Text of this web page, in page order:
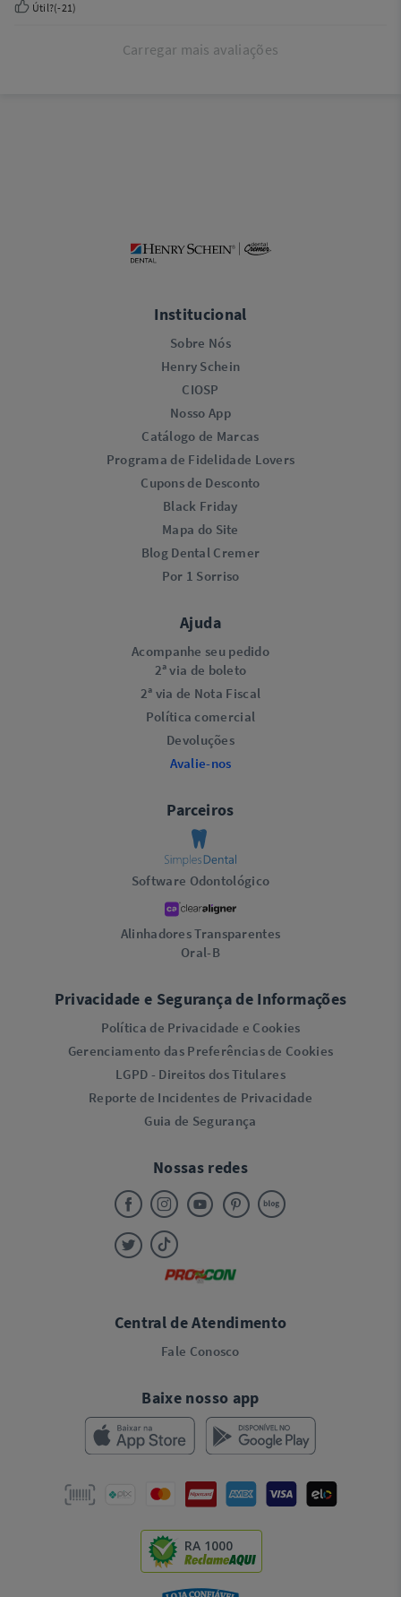
Útil?(-21)
Carregar mais avaliações
Institucional
Sobre Nós
Henry Schein
CIOSP
Nosso App
Catálogo de Marcas
Programa de Fidelidade Lovers​
Cupons de Desconto
Black Friday
Mapa do Site
Blog Dental Cremer
Por 1 Sorriso
Ajuda
Acompanhe seu pedido
2ª via de boleto
2ª via de Nota Fiscal
Política comercial
Devoluções
Avalie-nos
Parceiros
Software Odontológico
Alinhadores Transparentes
Oral-B
Privacidade e Segurança de Informações
Política de Privacidade e Cookies
Gerenciamento das Preferências de Cookies
LGPD - Direitos dos Titulares
Reporte de Incidentes de Privacidade
Guia de Segurança
Nossas redes
Central de Atendimento
Fale Conosco
Baixe nosso app
RA 1000